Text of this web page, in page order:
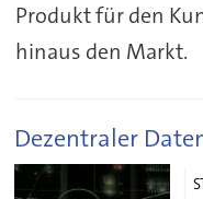
Produkt für den
hinaus den Markt.
Dezentraler